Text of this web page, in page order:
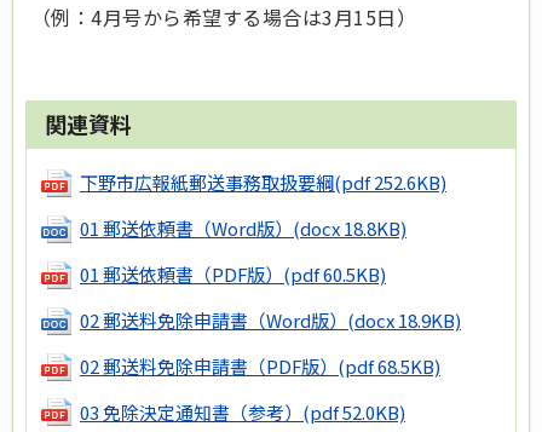
（例：4月号から希望する場合は3月15日）
関連資料
下野市広報紙郵送事務取扱要綱(pdf 252.6KB)
01 郵送依頼書（Word版） (docx 18.8KB)
01 郵送依頼書（PDF版） (pdf 60.5KB)
02 郵送料免除申請書（Word版） (docx 18.9KB)
02 郵送料免除申請書（PDF版） (pdf 68.5KB)
03 免除決定通知書（参考） (pdf 52.0KB)